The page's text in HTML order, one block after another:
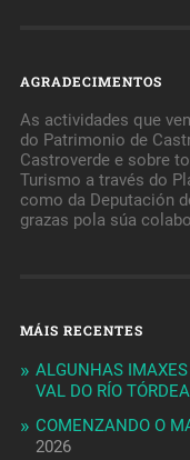
AGRADECIMENTOS
As actividades que
do Patrimonio de
Castroverde e sobre
Turismo a través do
como da Deputación
grazas pola súa
MÁIS RECENTES
ALGUNHAS
VAL DO RÍO TÓRDEA
COMENZANDO O
2026